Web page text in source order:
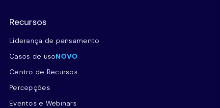
Recursos
Liderança de pensamento
Casos de usoNOVO
Centro de Recursos
Percepções
Eventos e Webinars